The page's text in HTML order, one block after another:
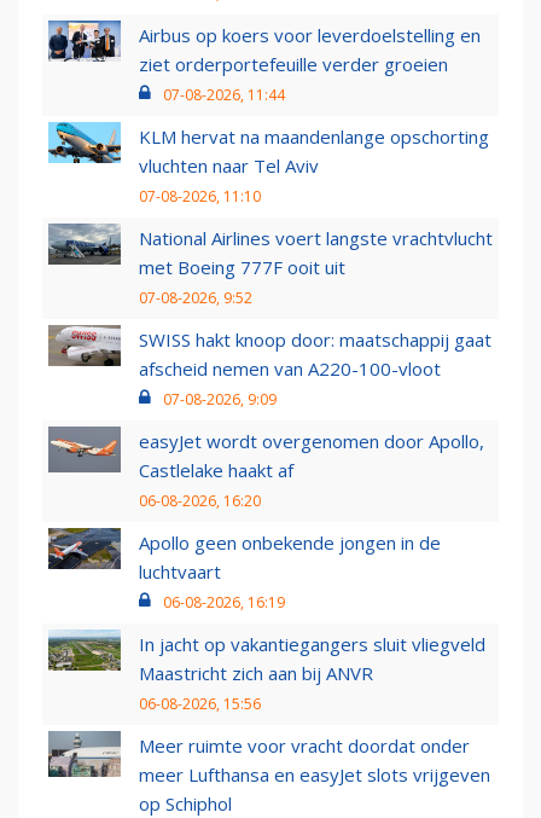
Airbus op koers voor leverdoelstelling en
ziet orderportefeuille verder groeien
07-08-2026, 11:44
KLM hervat na maandenlange opschorting
vluchten naar Tel Aviv
07-08-2026, 11:10
National Airlines voert langste vrachtvlucht
met Boeing 777F ooit uit
07-08-2026, 9:52
SWISS hakt knoop door: maatschappij gaat
afscheid nemen van A220-100-vloot
07-08-2026, 9:09
easyJet wordt overgenomen door Apollo,
Castlelake haakt af
06-08-2026, 16:20
Apollo geen onbekende jongen in de
luchtvaart
06-08-2026, 16:19
In jacht op vakantiegangers sluit vliegveld
Maastricht zich aan bij ANVR
06-08-2026, 15:56
Meer ruimte voor vracht doordat onder
meer Lufthansa en easyJet slots vrijgeven
op Schiphol